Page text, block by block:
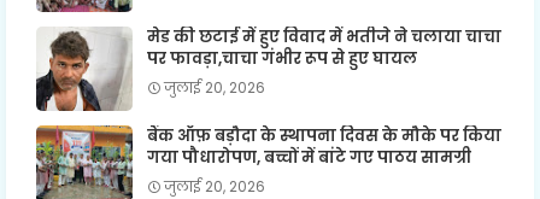
मेड की छटाई में हुए विवाद में भतीजे ने चलाया चाचा
पर फावड़ा,चाचा गंभीर रूप से हुए घायल
जुलाई 20, 2026
बैंक ऑफ़ बड़ौदा के स्थापना दिवस के मौके पर किया
गया पौधारोपण, बच्चों में बांटे गए पाठय सामग्री
जुलाई 20, 2026